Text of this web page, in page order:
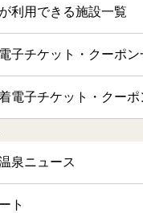
利用できる施設一覧
子チケット・クーポン
電子チケット・クーポ
泉ニュース
ト